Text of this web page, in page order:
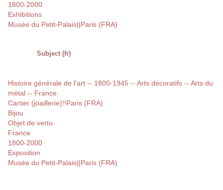
1800-2000
Exhibitions
Musée du Petit-Palais||Paris (FRA)
Subject (fr)
Histoire générale de l'art -- 1800-1945 -- Arts décoratifs -- Arts du
métal -- France
Cartier (joaillerie)!!Paris (FRA)
Bijou
Objet de vertu
France
1800-2000
Exposition
Musée du Petit-Palais||Paris (FRA)